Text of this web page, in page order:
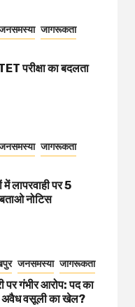
जागरूकता
परीक्षा का बदलता
जागरूकता
लापरवाही पर 5
नोटिस
जनसमस्या जागरूकता
पर गंभीर आरोप: पद का
अवैध वसूली का खेल?